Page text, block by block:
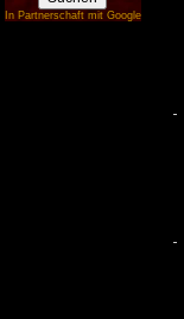
In Partnerschaft mit Google